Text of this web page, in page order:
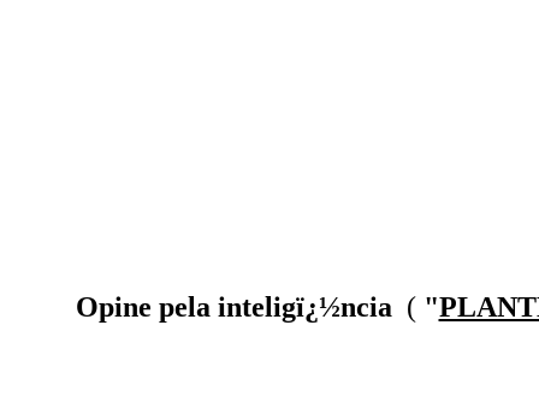
Opine pela inteligï¿½ncia ( "